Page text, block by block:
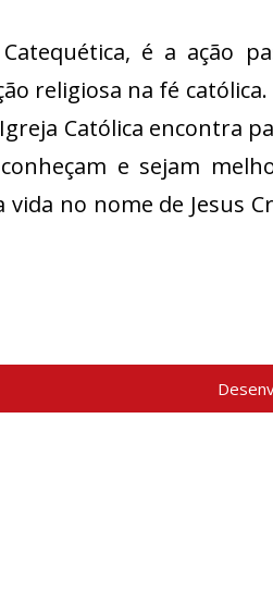
é a ação
religiosa na fé
Católica encontra
e sejam
no nome de Jesus